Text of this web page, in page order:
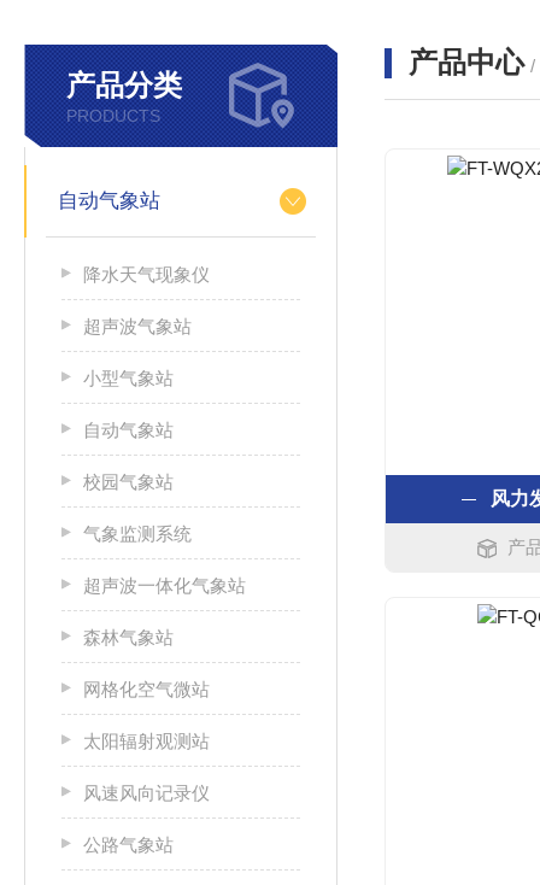
产品分类
PRODUCTS
自动气象站
降水天气现象仪
超声波气象站
小型气象站
自动气象站
校园气象站
气象监测系统
超声波一体化气象站
森林气象站
网格化空气微站
太阳辐射观测站
风速风向记录仪
公路气象站
产品中心 /
风力
产